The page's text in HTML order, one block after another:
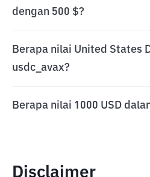
dengan 500 $?
Berapa nilai United States
usdc_avax?
Berapa nilai 1000 USD
Disclaimer